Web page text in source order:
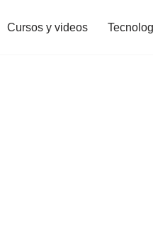
Cursos y videos